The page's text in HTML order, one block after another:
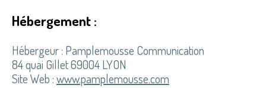
Hébergement :
Hébergeur : Pamplemousse Communication
84 quai Gillet 69004 LYON
Site Web :www.pamplemousse.com